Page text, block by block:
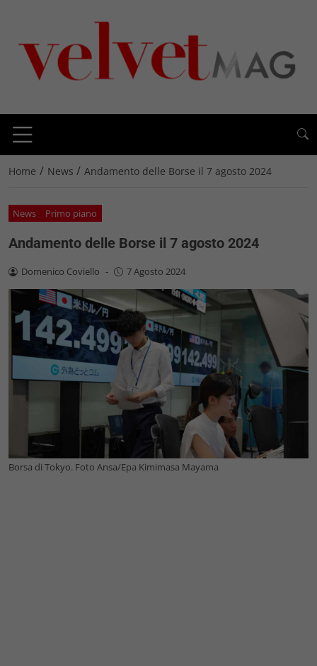
Home / News / Andamento delle Borse il 7 agosto 2024
News Primo piano
Andamento delle Borse il 7 agosto 2024
Domenico Coviello - 7 Agosto 2024
Borsa di Tokyo. Foto Ansa/Epa Kimimasa Mayama